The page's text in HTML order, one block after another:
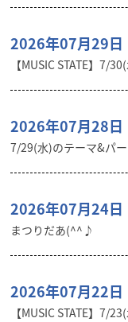
2026年07月29日
【MUSIC STATE】7/
2026年07月28日
7/29(水)のテーマ&パ
2026年07月24日
まつりだあ(^^♪
2026年07月22日
【MUSIC STATE】7/